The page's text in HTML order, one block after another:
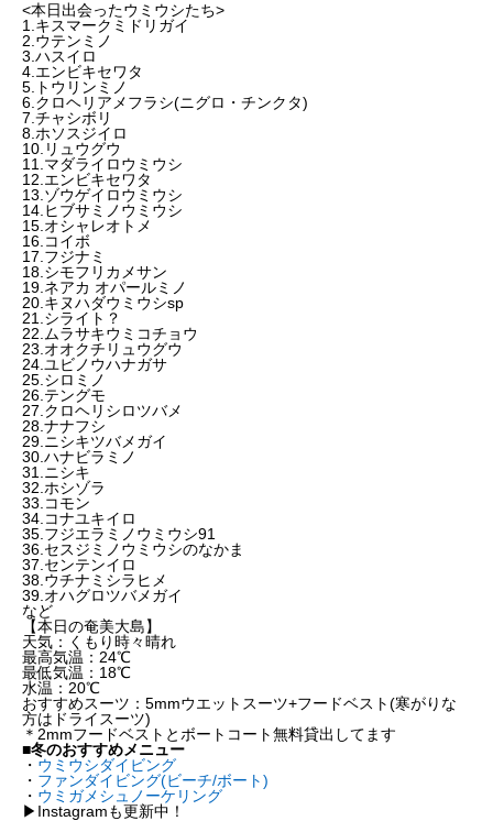
<本日出会ったウミウシたち>
1.キスマークミドリガイ
2.ウテンミノ
3.ハスイロ
4.エンビキセワタ
5.トウリンミノ
6.クロヘリアメフラシ(ニグロ・チンクタ)
7.チャシボリ
8.ホソスジイロ
10.リュウグウ
11.マダライロウミウシ
12.エンビキセワタ
13.ゾウゲイロウミウシ
14.ヒブサミノウミウシ
15.オシャレオトメ
16.コイボ
17.フジナミ
18.シモフリカメサン
19.ネアカ オパールミノ
20.キヌハダウミウシsp
21.シライト？
22.ムラサキウミコチョウ
23.オオクチリュウグウ
24.ユビノウハナガサ
25.シロミノ
26.テングモ
27.クロヘリシロツバメ
28.ナナフシ
29.ニシキツバメガイ
30.ハナビラミノ
31.ニシキ
32.ホシゾラ
33.コモン
34.コナユキイロ
35.フジエラミノウミウシ91
36.セスジミノウミウシのなかま
37.センテンイロ
38.ウチナミシラヒメ
39.オハグロツバメガイ
など
【本日の奄美大島】
天気：くもり時々晴れ
最高気温：24℃
最低気温：18℃
水温：20℃
おすすめスーツ：5mmウエットスーツ+フードベスト(寒がりな
方はドライスーツ)
＊2mmフードベストとボートコート無料貸出してます
■冬のおすすめメニュー
・ ウミウシダイビング
・ ファンダイビング(ビーチ/ボート)
・ ウミガメシュノーケリング
▶︎Instagramも更新中！